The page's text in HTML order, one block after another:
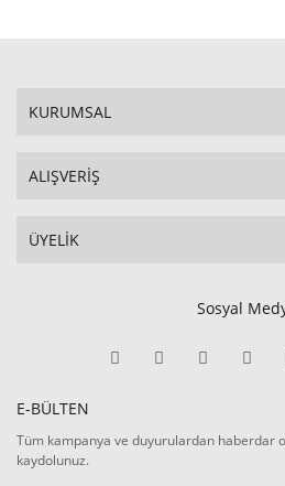
KURUMSAL
ALIŞVERİŞ
ÜYELİK
Sosyal
E-BÜLTEN
Tüm kampanya ve duyurulardan haberdar
kaydolunuz.